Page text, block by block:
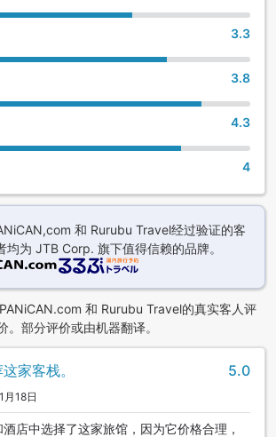
3.3
3.8
4.3
4
和 Rurubu Travel经过验证的客
均为 JTB Corp. 旗下值得信赖的品牌。
和 Rurubu Travel的真实客人评
。部分评价或由机器翻译。
家客栈。 5.0
月18日
店中选择了这家旅馆，因为它价格合理，